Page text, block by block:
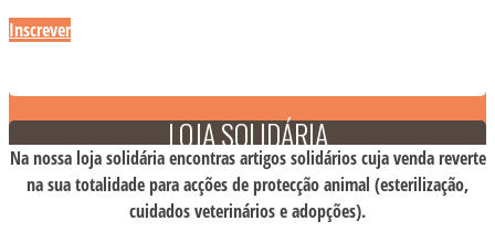
Inscrever
LOJA SOLIDÁRIA
Na nossa loja solidária encontras artigos solidários cuja venda reverte
na sua totalidade para acções de protecção animal (esterilização,
cuidados veterinários e adopções).